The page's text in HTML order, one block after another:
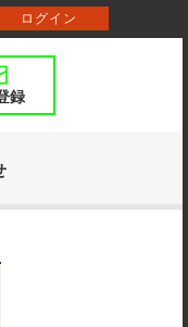
録
ログイン